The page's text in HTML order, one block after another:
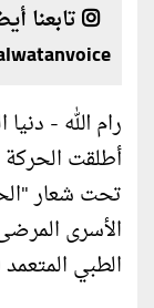
تابعنا
رام الله -
أطلقت
تحت شعار
الأسرى
الطبي